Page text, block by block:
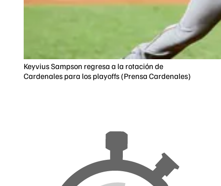
Keyvius Sampson regresa a la rotación de
Cardenales para los playoffs (Prensa Cardenales)